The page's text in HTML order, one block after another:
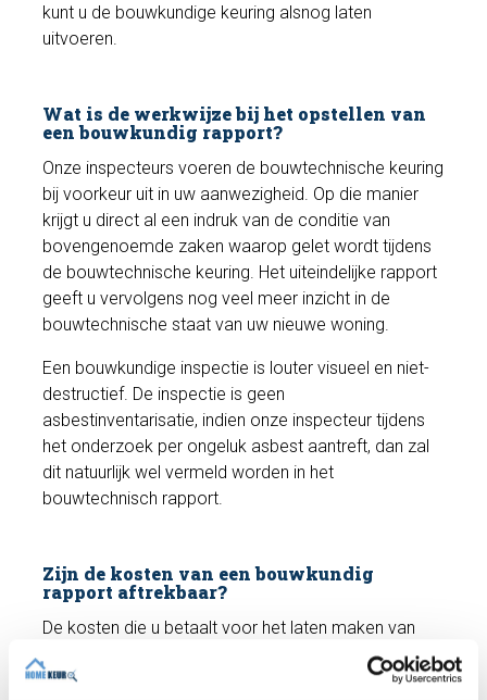
kunt u de bouwkundige keuring alsnog laten
uitvoeren.
Wat is de werkwijze bij het opstellen van
een bouwkundig rapport?
Onze inspecteurs voeren de bouwtechnische keuring
bij voorkeur uit in uw aanwezigheid. Op die manier
krijgt u direct al een indruk van de conditie van
bovengenoemde zaken waarop gelet wordt tijdens
de bouwtechnische keuring. Het uiteindelijke rapport
geeft u vervolgens nog veel meer inzicht in de
bouwtechnische staat van uw nieuwe woning.
Een bouwkundige inspectie is louter visueel en niet-
destructief. De inspectie is geen
asbestinventarisatie, indien onze inspecteur tijdens
het onderzoek per ongeluk asbest aantreft, dan zal
dit natuurlijk wel vermeld worden in het
bouwtechnisch rapport.
Zijn de kosten van een bouwkundig
rapport aftrekbaar?
De kosten die u betaalt voor het laten maken van
een bouwkundig rapport zijn in veel gevallen
aftrekbaar in uw belastingaangifte, mits deze